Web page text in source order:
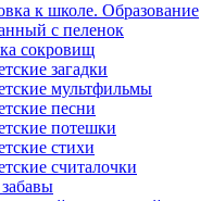
к школе. Образование
с пеленок
сокровищ
загадки
мультфильмы
песни
потешки
стихи
считалочки